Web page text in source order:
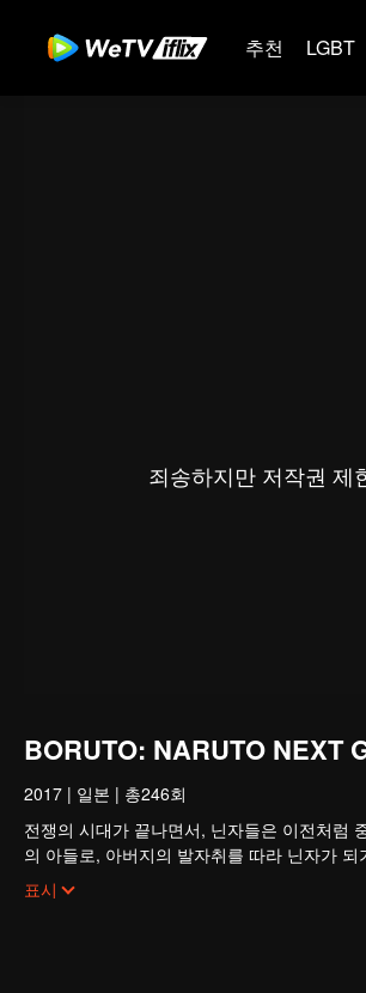
추천 LGBT
죄송하지만 저작권 제
BORUTO: NARUTO NEXT
2017 | 일본 | 총246회
전쟁의 시대가 끝나면서, 닌자들은 이전처럼
의 아들로, 아버지의 발자취를 따라 닌자가
이 평온한 상황은 오래가지 않았다. 신비한
렬한 적에 마주하면서 아직 닌자 학교에서 공
표시